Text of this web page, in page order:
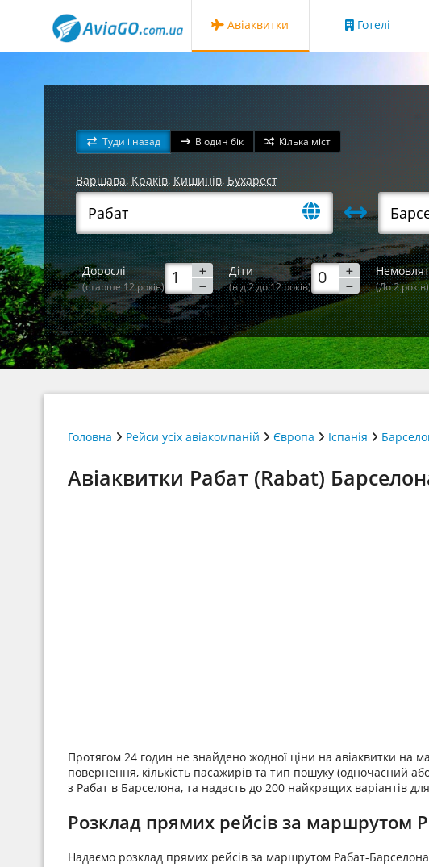
Авіаквитки Готелі
Туди і назад В один бік Кілька міст
Варшава,Краків, Кишинів, Бухарест
Дорослі
(старше 12 років)
Діти
(від 2 до 12 років) (До 2 років)
Головна Рейси усіх авіакомпаній Європа Іспанія
Авіаквитки Рабат (Rabat)
Протягом 24 годин не знайдено жодної ціни на авіаквитки на
повернення, кількість пасажирів та тип пошуку (одночасний
з Рабат в Барселона, та надасть до 200 найкращих варіантів
Розклад прямих рейсів за маршрутом
Надаємо розклад прямих рейсів за маршрутом Рабат-